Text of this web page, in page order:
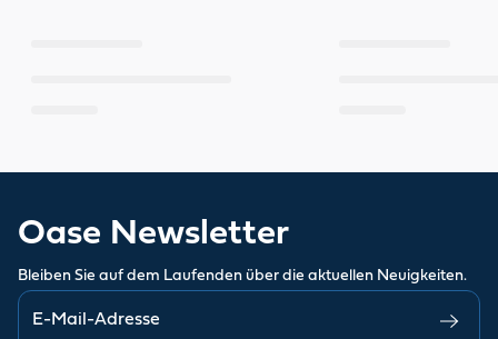
Oase Newsletter
Bleiben Sie auf dem Laufenden über die aktuellen Neuigkeiten.